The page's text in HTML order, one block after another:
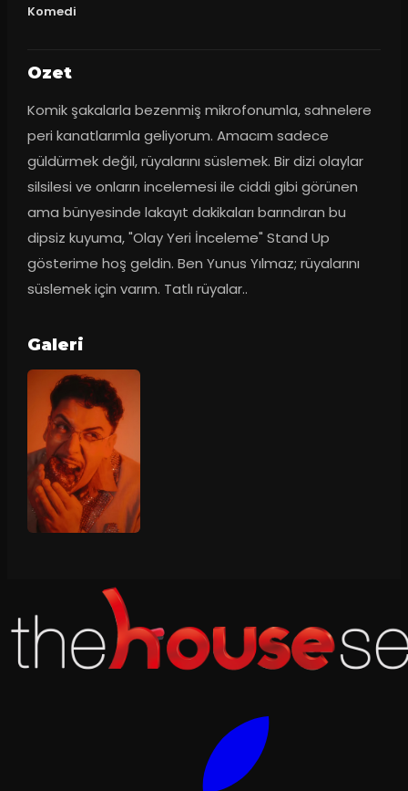
Komedi
Ozet
Komik şakalarla bezenmiş mikrofonumla, sahnelere
peri kanatlarımla geliyorum. Amacım sadece
güldürmek değil, rüyalarını süslemek. Bir dizi olaylar
silsilesi ve onların incelemesi ile ciddi gibi görünen
ama bünyesinde lakayıt dakikaları barındıran bu
dipsiz kuyuma, "Olay Yeri İnceleme" Stand Up
gösterime hoş geldin. Ben Yunus Yılmaz; rüyalarını
süslemek için varım. Tatlı rüyalar..
Galeri